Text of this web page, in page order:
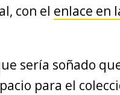
con el enlace en
sería soñado
para el